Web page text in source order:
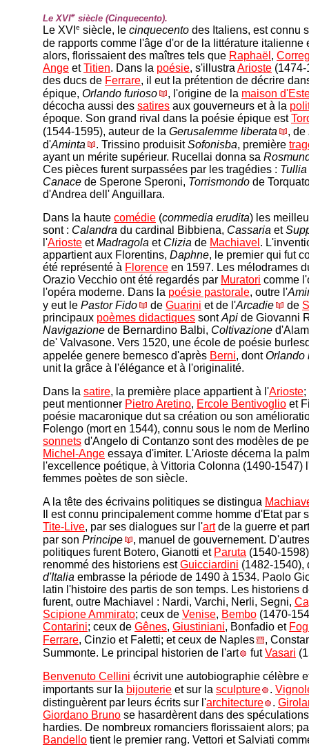
Le XVIe siècle (Cinquecento).
Le XVI e siècle, le cinquecento des Italiens, est connu
de rapports comme l'âge d'or de la littérature italienne
alors, florissaient des maîtres tels que Raphaël ,
Ange etTitien. Dans la poésie, s'illustra Arioste
des ducs de Ferrare, il eut la prétention de décrire
épique, Orlando furioso , l'origine de la maison
décocha aussi des satires aux gouverneurs et à la
époque. Son grand rival dans la poésie épique est
(1544-1595), auteur de la Gerusalemme liberata , de
d'Aminta . Trissino produisitSofonisba, première
ayant un mérite supérieur. Rucellai donna sa
Ces pièces furent surpassées par les tragédies : Tullia
Canace de Sperone Speroni, Torrismondo de
d'Andrea dell' Anguillara.
Dans la haute comédie (commedia erudita) les
sont : Calandra du cardinal Bibbiena, Cassaria et
l'Arioste etMadragola et Clizia de Machiavel .
appartient aux Florentins, Daphne, le premier qui fut
été représenté à Florence en 1597. Les mélodrames
Orazio Vecchio ont été regardés par Muratori comme
l'opéra moderne. Dans la poésie pastorale, outre l'
y eut le Pastor Fido de Guarini et de l'Arcadie de
principaux poèmes didactiques sontApi de Giovanni
Navigazione de Bernardino Balbi, Coltivazione
de' Valvasone. Vers 1520, une école de poésie
appelée genere bernesco d'après Berni, dontOrlando
unit la grâce à l'élégance et à l'originalité.
Dans la satire, la première place appartient à l'Arioste;
peut mentionner Pietro Aretino, Ercole Bentivoglio et
poésie macaronique dut sa création ou son
Folengo (mort en 1544), connu sous le nom de
sonnets d'Angelo di Contanzo sont des modèles de
Michel-Ange essaya d'imiter. L'Arioste décerna la
l'excellence poétique, à Vittoria Colonna (1490-1547)
femmes poètes de son siècle.
A la tête des écrivains politiques se distingua
Il est connu principalement comme homme d'Etat par
Tite-Live, par ses dialogues sur l'artde la guerre et
par son Principe
, manuel de gouvernement.
politiques furent Botero, Gianotti et Paruta (1540-
renommé des historiens estGuicciardini (1482-1540),
d'Italia embrasse la période de 1490 à 1534. Paolo
latin l'histoire des partis de son temps. Les historiens
furent, outre Machiavel : Nardi, Varchi, Nerli, Segni,
Scipione Ammirato; ceux de Venise, Bembo (1470-
Contarini; ceux de Gênes, Giustiniani, Bonfadio et
Ferrare, Cinzio et Faletti; et ceux de Naples
,
Summonte. Le principal historien de l'art
futVasari
Benvenuto Cellini écrivit une autobiographie célèbre
importants sur la bijouterie et sur la sculpture .
distinguèrent par leurs écrits sur l'architecture .
Giordano Bruno se hasardèrent dans des
hardies. De nombreux romanciers florissaient alors;
Bandello tient le premier rang. Vettori et Salviati